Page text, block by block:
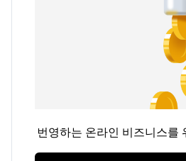
번영하는 온라인 비즈니스를